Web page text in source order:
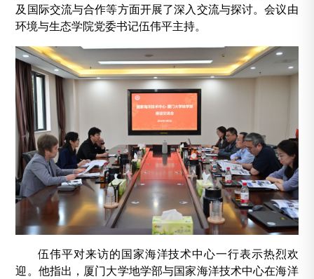
及国际交流与合作等方面开展了深入交流与探讨。会议由
环境与生态学院党委书记伍伟平主持。
伍伟平对来访的国家海洋技术中心一行表示热烈欢
迎。他指出，厦门大学地学部与国家海洋技术中心在海洋